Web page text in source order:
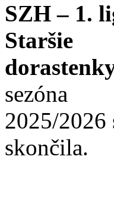
SZH – 1.
Staršie
sezóna
2025/2026
skončila.